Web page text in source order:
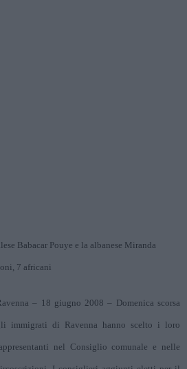
Babacar Pouye e la albanese Miranda
7 africani
– 18 giugno 2008 – Domenica scorsa
immigrati di Ravenna hanno scelto i loro
nel Consiglio comunale e nelle